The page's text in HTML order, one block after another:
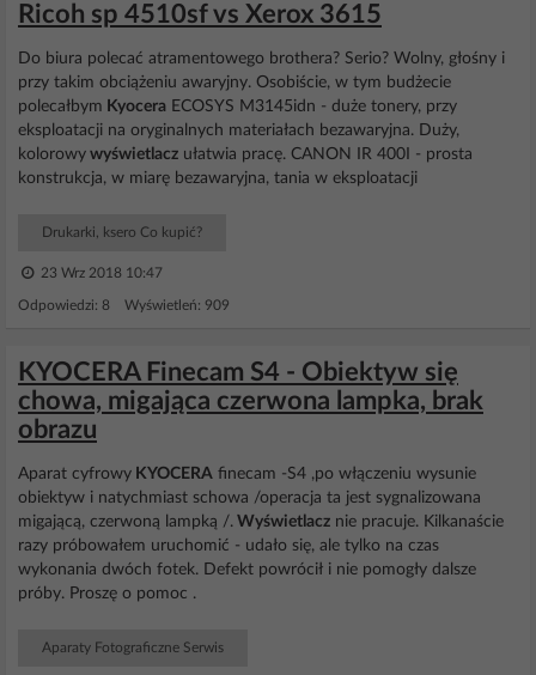
Ricoh sp 4510sf vs Xerox 3615
Do biura polecać atramentowego brothera? Serio? Wolny, głośny i
przy takim obciążeniu awaryjny. Osobiście, w tym budżecie
polecałbym Kyocera ECOSYS M3145idn - duże tonery, przy
eksploatacji na oryginalnych materiałach bezawaryjna. Duży,
kolorowy wyświetlacz ułatwia pracę. CANON IR 400I - prosta
konstrukcja, w miarę bezawaryjna, tania w eksploatacji
Drukarki, ksero Co kupić?
23 Wrz 2018 10:47
Odpowiedzi: 8 Wyświetleń: 909
KYOCERA Finecam S4 - Obiektyw się
chowa, migająca czerwona lampka, brak
obrazu
Aparat cyfrowy KYOCERA finecam -S4 ,po włączeniu wysunie
obiektyw i natychmiast schowa /operacja ta jest sygnalizowana
migającą, czerwoną lampką /. Wyświetlacz nie pracuje. Kilkanaście
razy próbowałem uruchomić - udało się, ale tylko na czas
wykonania dwóch fotek. Defekt powrócił i nie pomogły dalsze
próby. Proszę o pomoc .
Aparaty Fotograficzne Serwis